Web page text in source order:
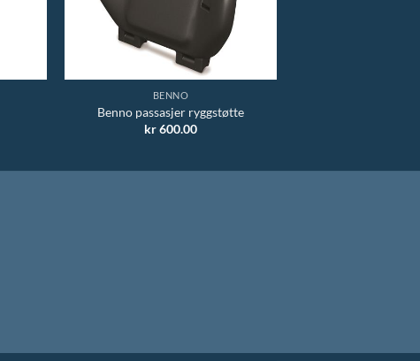
BENNO
Benno passasjer ryggstøtte
kr600.00